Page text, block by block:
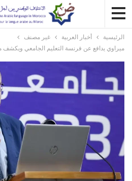
الرئيسية أخبار العربية
غير مصنف
ميراوي يدافع عن فرنسة التعليم الجامعي ويكشف